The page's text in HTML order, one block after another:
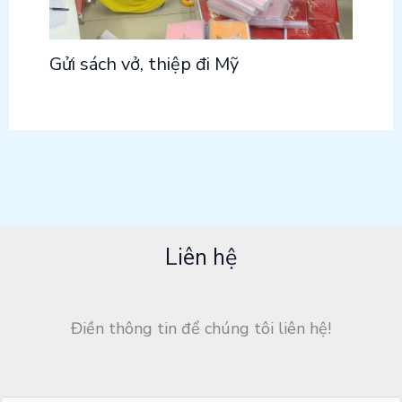
Gửi sách vở, thiệp đi Mỹ
Liên hệ
Điền thông tin để chúng tôi liên hệ!